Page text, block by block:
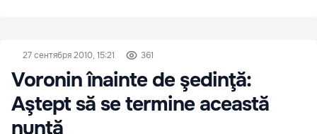
27 сентября 2010, 15:21 361
Voronin înainte de şedinţă:
Aştept să se termine această
nuntă